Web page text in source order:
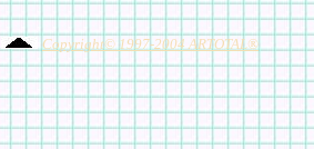
Copyright© 1997-2004 ARTOTAL®